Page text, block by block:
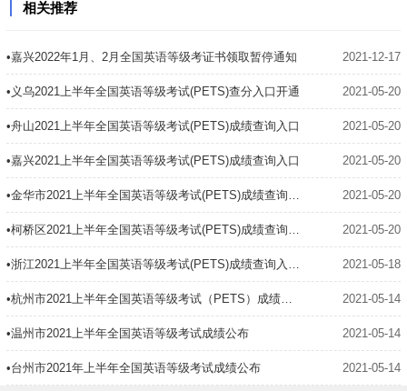
相关推荐
•嘉兴2022年1月、2月全国英语等级考证书领取暂停通知 2021-12-17
•义乌2021上半年全国英语等级考试(PETS)查分入口开通 2021-05-20
•舟山2021上半年全国英语等级考试(PETS)成绩查询入口 2021-05-20
•嘉兴2021上半年全国英语等级考试(PETS)成绩查询入口 2021-05-20
•金华市2021上半年全国英语等级考试(PETS)成绩查询入口 2021-05-20
•柯桥区2021上半年全国英语等级考试(PETS)成绩查询入口 2021-05-20
•浙江2021上半年全国英语等级考试(PETS)成绩查询入口开通 2021-05-18
•杭州市2021上半年全国英语等级考试（PETS）成绩公布 2021-05-14
•温州市2021上半年全国英语等级考试成绩公布 2021-05-14
•台州市2021年上半年全国英语等级考试成绩公布 2021-05-14